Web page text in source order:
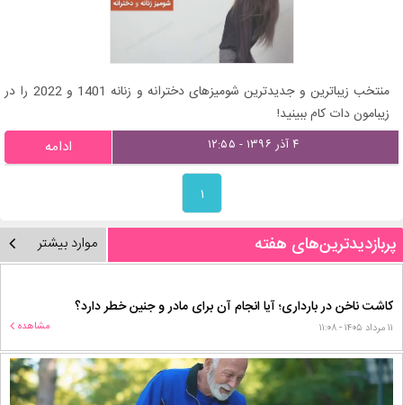
منتخب زیباترین و جدیدترین شومیزهای دخترانه و زنانه 1401 و 2022 را در
زیبامون دات کام ببینید!
۴ آذر ۱۳۹۶ - ۱۲:۵۵ ادامه
۱
پربازدیدترین‌های هفته موارد بیشتر
کاشت ناخن در بارداری؛ آیا انجام آن برای مادر و جنین خطر دارد؟
۱۱ مرداد ۱۴۰۵ - ۱۱:۰۸ مشاهده